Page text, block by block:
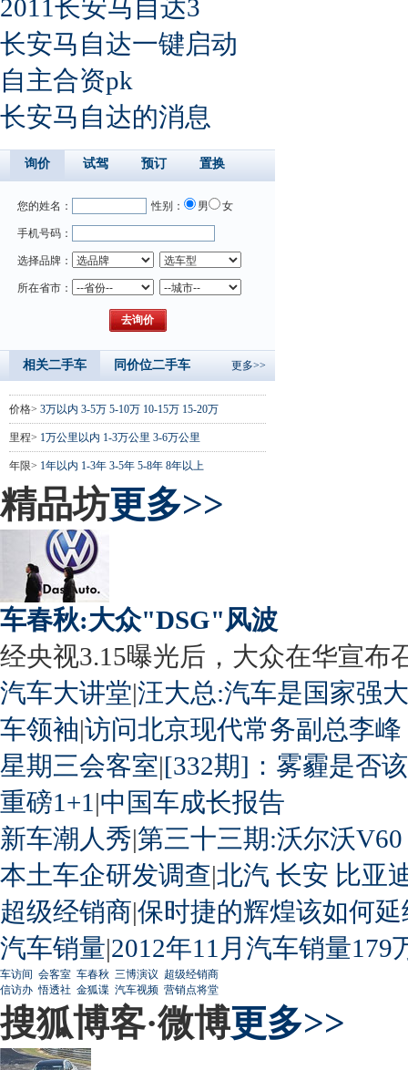
2011长安马自达3
长安马自达一键启动
自主合资pk
长安马自达的消息
询价 试驾 预订 置换
您的姓名： 性别： 男 女
手机号码：
选择品牌：
所在省市：
相关二手车 同价位二手车 更多>>
价格> 3万以内 3-5万 5-10万 10-15万 15-20万
里程> 1万公里以内 1-3万公里 3-6万公里
年限> 1年以内 1-3年 3-5年 5-8年 8年以上
精品坊更多>>
车春秋:大众"DSG"风波
经央视3.15曝光后，大众在华宣布
汽车大讲堂|汪大总:汽车是国家强
车领袖|访问北京现代常务副总李峰
星期三会客室|[332期]：雾霾是否
重磅1+1 |中国车成长报告
新车潮人秀|第三十三期:沃尔沃
本土车企研发调查|北汽 长安 比亚
超级经销商|保时捷的辉煌该如何延
汽车销量|2012年11月汽车销量179
车访间 会客室 车春秋 三博演议 超级经销商
信访办 悟透社 金狐谍 汽车视频 营销点将堂
搜狐博客·微博更多>>